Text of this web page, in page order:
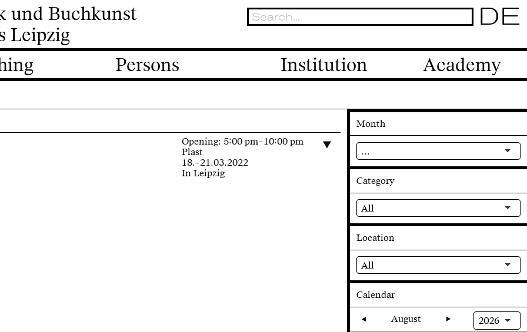
und Buchkunst
Leipzig
DE
Persons Institution Academy
Opening: 5:00 pm–10:00 pm
Plast
18.–21.03.2022
In Leipzig
Month
...
Category
All
Location
All
Calendar
2026
August